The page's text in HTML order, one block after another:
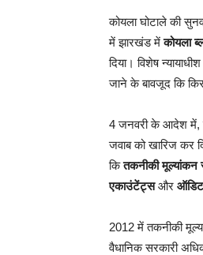
कोयला घोटाले की
में झारखंड मेंकोयला
दिया। विशेष
जाने के बावजूद कि
4 जनवरी के आदेश में,
जवाब को खारिज कर
कितकनीकी मूल्यांकन
एकाउंटेंट्सऔर
2012 में तकनीकी
वैधानिक सरकारी